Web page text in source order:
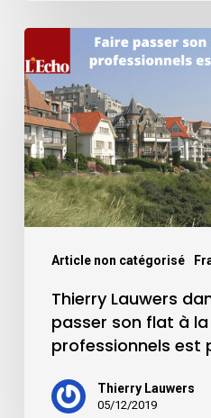
Article non catégorisé
Thierry Lauwers
passer son flat à
professionnels est
Thierry Lauwers
05/12/2019